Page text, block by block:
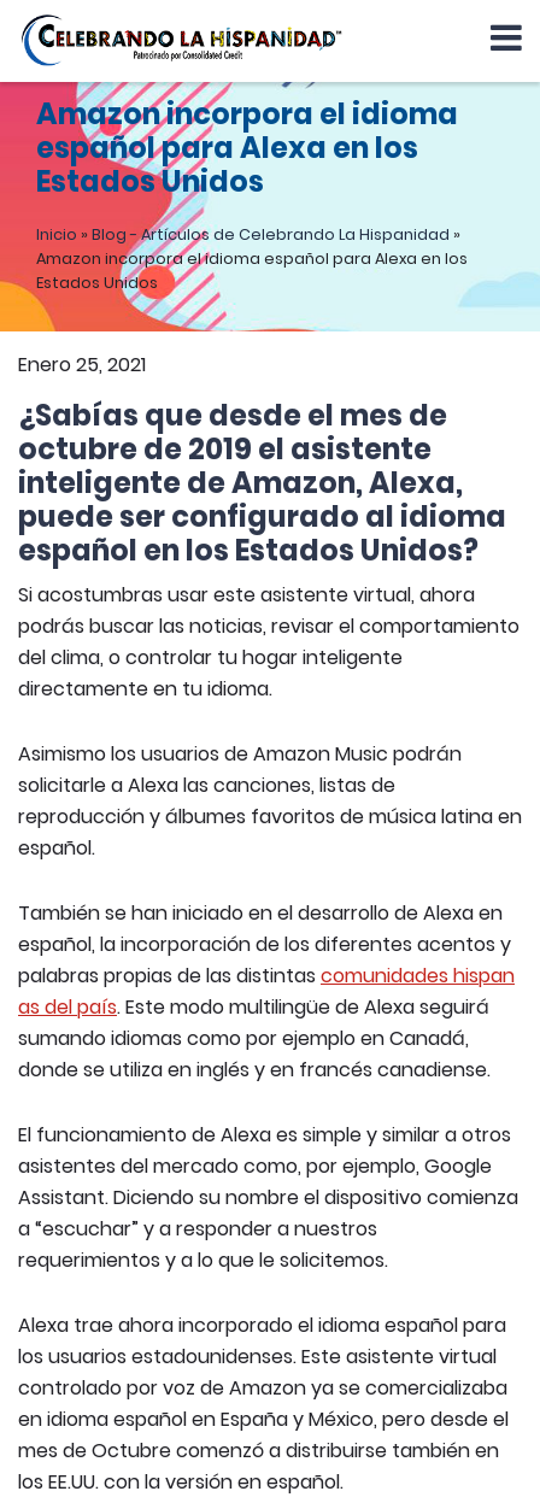
Amazon incorpora el idioma
español para Alexa en los
Estados Unidos
Inicio » Blog - Artículos de Celebrando La Hispanidad »
Amazon incorpora el idioma español para Alexa en los
Estados Unidos
Enero 25, 2021
¿Sabías que desde el mes de
octubre de 2019 el asistente
inteligente de Amazon, Alexa,
puede ser configurado al idioma
español en los Estados Unidos?
Si acostumbras usar este asistente virtual, ahora
podrás buscar las noticias, revisar el comportamiento
del clima, o controlar tu hogar inteligente
directamente en tu idioma.
Asimismo los usuarios de Amazon Music podrán
solicitarle a Alexa las canciones, listas de
reproducción y álbumes favoritos de música latina en
español.
También se han iniciado en el desarrollo de Alexa en
español, la incorporación de los diferentes acentos y
palabras propias de las distintas comunidades hispan
as del país. Este modo multilingüe de Alexa seguirá
sumando idiomas como por ejemplo en Canadá,
donde se utiliza en inglés y en francés canadiense.
El funcionamiento de Alexa es simple y similar a otros
asistentes del mercado como, por ejemplo, Google
Assistant. Diciendo su nombre el dispositivo comienza
a “escuchar” y a responder a nuestros
requerimientos y a lo que le solicitemos.
Alexa trae ahora incorporado el idioma español para
los usuarios estadounidenses. Este asistente virtual
controlado por voz de Amazon ya se comercializaba
en idioma español en España y México, pero desde el
mes de Octubre comenzó a distribuirse también en
los EE.UU. con la versión en español.